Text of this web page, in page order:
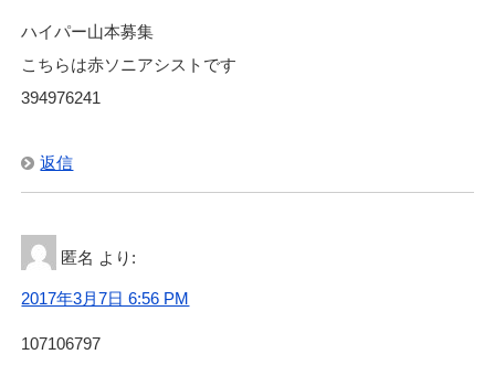
ハイパー山本募集
こちらは赤ソニアシストです
394976241
返信
匿名 より:
2017年3月7日 6:56 PM
107106797